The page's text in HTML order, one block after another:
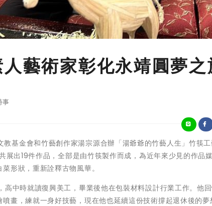
藝術家彰化永靖圓夢之
事
基金會和竹藝創作家湯宗源合辦「湯爺爺的竹藝人生」竹筷工
出19件作品，全部是由竹筷製作而成，為近年來少見的作品
形狀，重新詮釋古物風華。
中時就讀復興美工，畢業後他在包裝材料設計行業工作。他
畫，練就一身好技藝，現在他也延續這份技術撐起退休後的夢